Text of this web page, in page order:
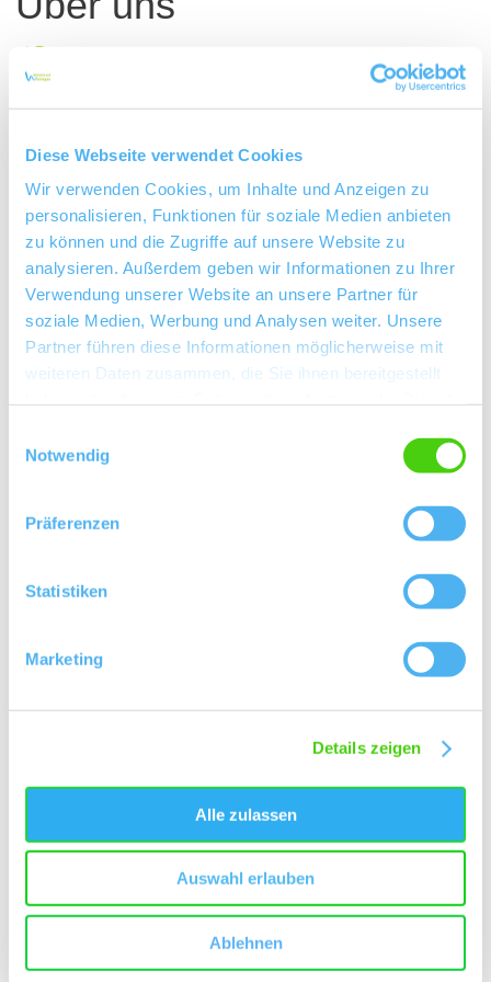
Diese Webseite verwendet Cookies
Wir verwenden Cookies, um Inhalte und Anzeigen zu
personalisieren, Funktionen für soziale Medien anbieten
zu können und die Zugriffe auf unsere Website zu
analysieren. Außerdem geben wir Informationen zu Ihrer
Verwendung unserer Website an unsere Partner für
soziale Medien, Werbung und Analysen weiter. Unsere
Partner führen diese Informationen möglicherweise mit
weiteren Daten zusammen, die Sie ihnen bereitgestellt
Notwendig
Präferenzen
Statistiken
Marketing
Details zeigen
Alle zulassen
Auswahl erlauben
Ablehnen
Kellermeister Malenka & Niklas Stenner
Rebfläche 9,5 Hektar
Fachhandel
Winzersekt
Weinexport
Ab-Hof/Vinothek
Generation Riesling
Weinseminare
Mitarbeit Weinlese
Glühwein
Kontaktinformationen:
Grauelstraße 11 55129 Mainz-Hechtsheim
Tel: (0049) 6131 509166
E-Mail: info@weingut-stenner.de
Internet: http://www.weingut-stenner.de